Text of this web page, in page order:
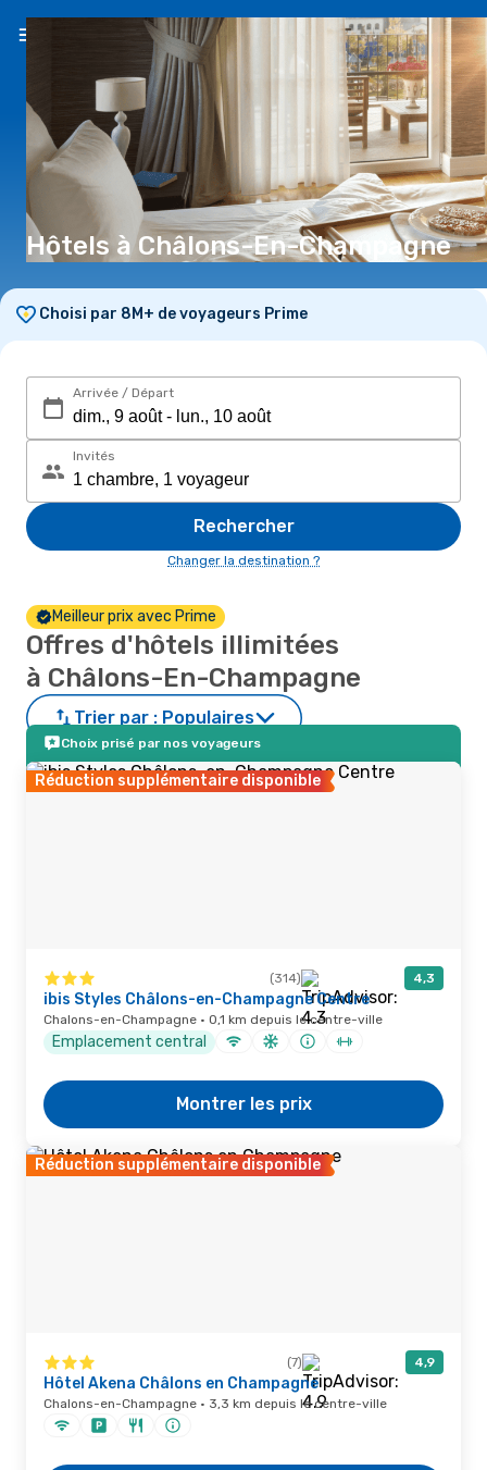
FR(€)
Hôtels à Châlons-En-Champagne
Choisi par 8M+ de voyageurs Prime
Arrivée / Départ
Invités
Rechercher
Changer la destination ?
Meilleur prix avec Prime
Offres d'hôtels illimitées
à Châlons-En-Champagne
Trier par : Populaires
Choix prisé par nos voyageurs
Réduction supplémentaire disponible
(314) 4,3
ibis Styles Châlons-en-Champagne Centre
Chalons-en-Champagne · 0,1 km depuis le centre-ville
Emplacement central
Montrer les prix
Réduction supplémentaire disponible
(7) 4,9
Hôtel Akena Châlons en Champagne
Chalons-en-Champagne · 3,3 km depuis le centre-ville